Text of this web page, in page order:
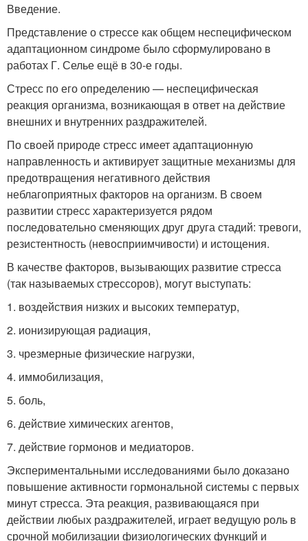
Введение.
Представление о стрессе как общем неспецифическом
адаптационном синдроме было сформулировано в
работах Г. Селье ещё в 30-е годы.
Стресс по его определению — неспецифическая
реакция организма, возникающая в ответ на действие
внешних и внутренних раздражителей.
По своей природе стресс имеет адаптационную
направленность и активирует защитные механизмы для
предотвращения негативного действия
неблагоприятных факторов на организм. В своем
развитии стресс характеризуется рядом
последовательно сменяющих друг друга стадий: тревоги,
резистентность (невосприимчивости) и истощения.
В качестве факторов, вызывающих развитие стресса
(так называемых стрессоров), могут выступать:
1. воздействия низких и высоких температур,
2. ионизирующая радиация,
3. чрезмерные физические нагрузки,
4. иммобилизация,
5. боль,
6. действие химических агентов,
7. действие гормонов и медиаторов.
Экспериментальными исследованиями было доказано
повышение активности гормональной системы с первых
минут стресса. Эта реакция, развивающаяся при
действии любых раздражителей, играет ведущую роль в
срочной мобилизации физиологических функций и